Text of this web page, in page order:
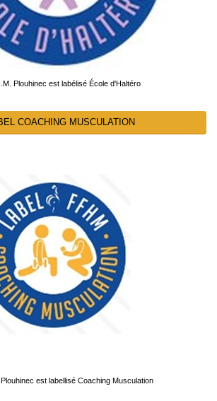
Plouhinec est labélisé École d'Haltéro
COACHING MUSCULATION
est labellisé Coaching Musculation